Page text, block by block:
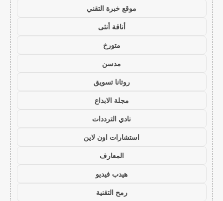
موقع خبرة التقني
أناقة أنثى
متورخ
مدسن
روتانا تسويق
مجلة الابداع
نادي الترددات
استشارات اون لاين
المعارف
هيدب فيديو
رمح التقنية